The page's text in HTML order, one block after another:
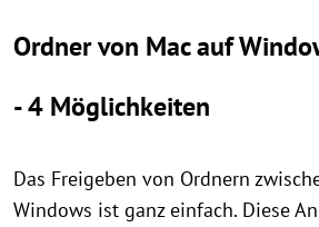
Ordner von Mac auf
- 4 Möglichkeiten
Das Freigeben von Ordnern
Windows ist ganz einfach. Diese